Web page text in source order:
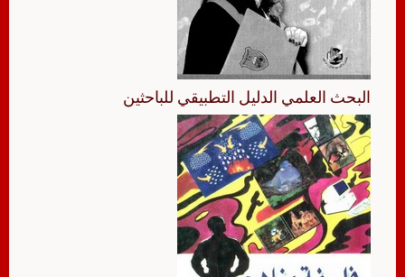
البحث العلمي الدليل التطبيقي للباحثين